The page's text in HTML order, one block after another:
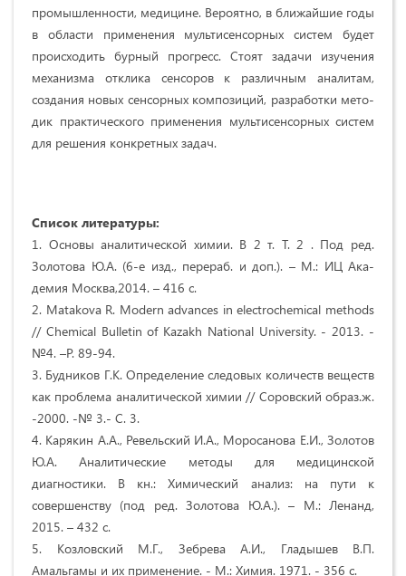
промышленности, медицине. Вероятно, в ближайшие годы
в области применения мультисенсорных систем будет
происходить бурный прогресс. Стоят задачи изучения
механизма от­клика сенсоров к различным аналитам,
создания новых сенсорных композиций, разработки мето­
дик практического применения мультисенсор­ных систем
для решения конкретных задач.
Список литературы:
1. Основы аналитической химии. В 2 т. Т. 2 . Под ред.
Золотова Ю.А. (6-е изд., перераб. и доп.). – М.: ИЦ Ака-
демия Москва,2014. – 416 с.
2. Matakova R. Modern advances in electrochemical methods
// Chemical Bulletin of Kazakh National University. - 2013. -
№4. –Р. 89-94.
3. Будников Г.К. Определение следовых количеств веществ
как проблема аналитической химии // Соровский образ.ж.
-2000. -№ 3.- С. 3.
4. Карякин А.А., Ревельский И.А., Моросанова Е.И., Золотов
Ю.А. Аналитические методы для медицинской
диагностики. В кн.: Химический анализ: на пути к
совершенству (под ред. Золотова Ю.А.). – М.: Ленанд,
2015. – 432 с.
5. Козловский М.Г., Зебрева А.И., Гладышев В.П.
Амальгамы и их применение. - М.: Химия. 1971. - 356 с.